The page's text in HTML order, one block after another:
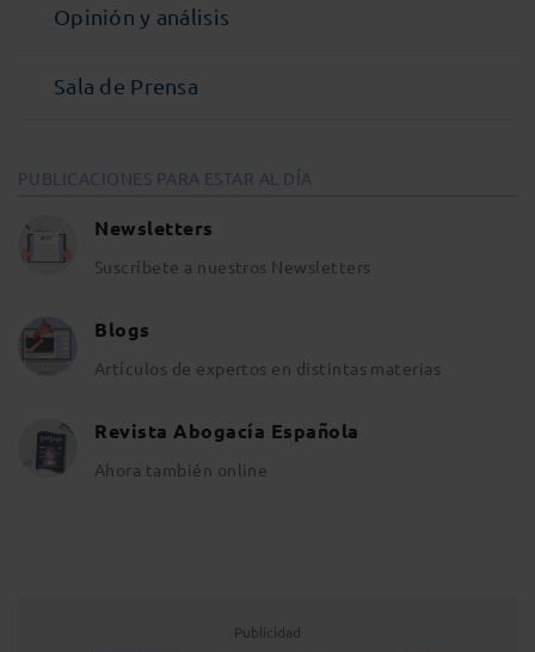
Opinión y análisis
Sala de Prensa
PUBLICACIONES PARA ESTAR AL DÍA
Newsletters
Suscríbete a nuestros Newsletters
Blogs
Artículos de expertos en distintas materias
Revista Abogacía Española
Ahora también online
Publicidad